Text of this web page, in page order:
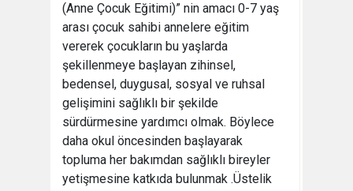
(Anne Çocuk Eğitimi)” nin amacı 0-7 yaş
arası çocuk sahibi annelere eğitim
vererek çocukların bu yaşlarda
şekillenmeye başlayan zihinsel,
bedensel, duygusal, sosyal ve ruhsal
gelişimini sağlıklı bir şekilde
sürdürmesine yardımcı olmak. Böylece
daha okul öncesinden başlayarak
topluma her bakımdan sağlıklı bireyler
yetişmesine katkıda bulunmak .Üstelik